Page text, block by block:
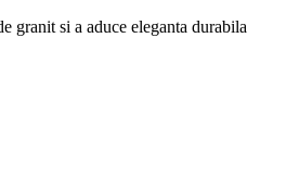
granit si a aduce eleganta durabila